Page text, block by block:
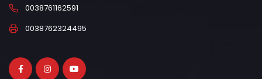
0038761162591
0038762324495